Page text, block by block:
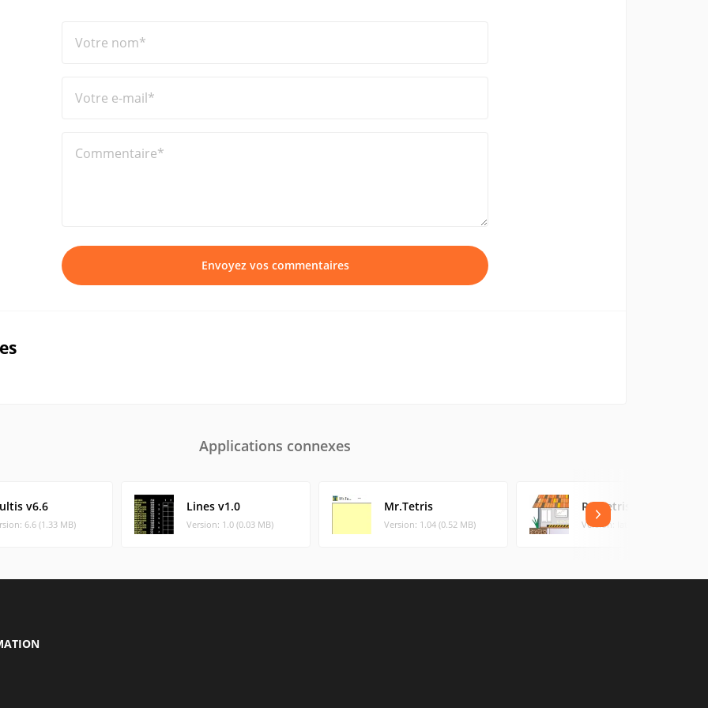
Votre nom*
Votre e-mail*
Commentaire*
Envoyez vos commentaires
Applications connexes
v6.6
6.6 (1.33 MB)
Lines v1.0
Version: 1.0 (0.03 MB)
Mr.Tetris
Version: 1.04 (0.52 MB)
RatTetris
Version: latest (0.34 MB)